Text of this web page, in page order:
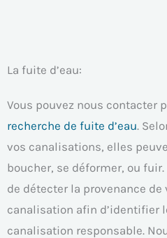
La fuite d’eau:
Vous pouvez nous contacter
recherche de fuite d’eau.
vos canalisations, elles
boucher, se déformer, ou
de détecter la provenance de
canalisation afin d’identifier
canalisation responsable.